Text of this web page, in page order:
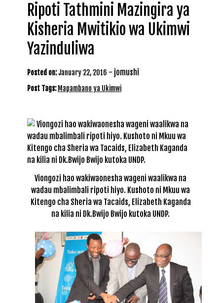
Ripoti Tathmini Mazingira ya
Kisheria Mwitikio wa Ukimwi
Yazinduliwa
Posted on: January 22, 2016 - jomushi
Post Tags: Mapambano ya Ukimwi
Viongozi hao wakiwaonesha wageni waalikwa na
wadau mbalimbali ripoti hiyo. Kushoto ni Mkuu wa
Kitengo cha Sheria wa Tacaids, Elizabeth Kaganda
na kilia ni Dk.Bwijo Bwijo kutoka UNDP.